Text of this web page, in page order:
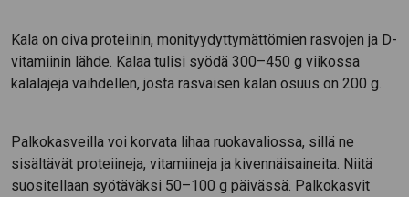
Kala on oiva proteiinin, monityydyttymättömien rasvojen ja D-
vitamiinin lähde. Kalaa tulisi syödä 300–450 g viikossa
kalalajeja vaihdellen, josta rasvaisen kalan osuus on 200 g.
Palkokasveilla voi korvata lihaa ruokavaliossa, sillä ne
sisältävät proteiineja, vitamiineja ja kivennäisaineita. Niitä
suositellaan syötäväksi 50–100 g päivässä. Palkokasvit